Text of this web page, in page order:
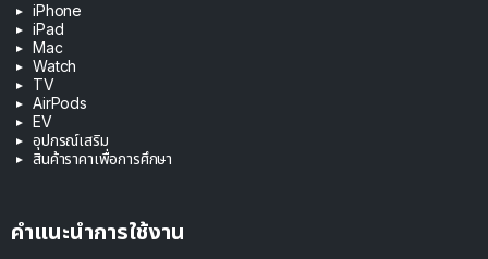
iPhone
iPad
Mac
Watch
TV
AirPods
EV
อุปกรณ์เสริม
สินค้าราคาเพื่อการศึกษา
คำแนะนำการใช้งาน